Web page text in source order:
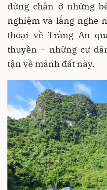
dừng chân ở những
nghiệm và lắng nghe
thoại về Tràng An
thuyền – những cư
tận về mảnh đất này.